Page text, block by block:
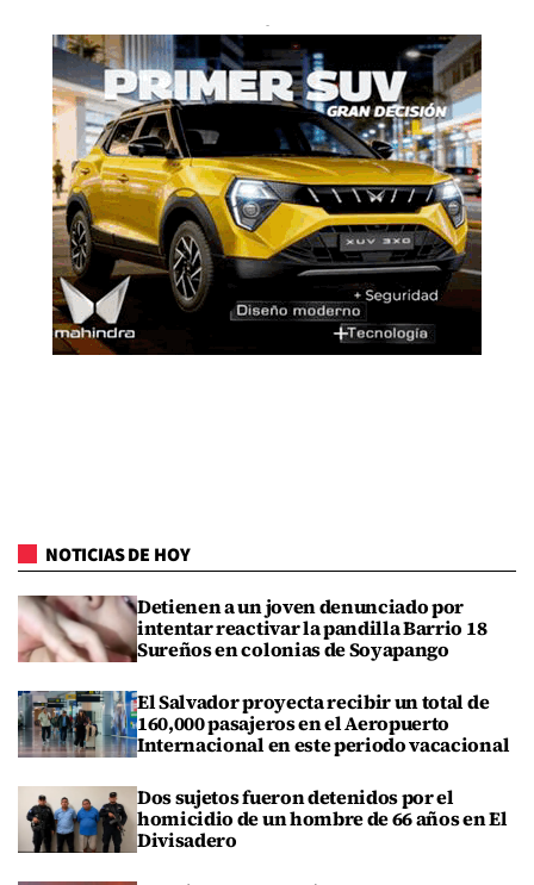
NOTICIAS DE HOY
Detienen a un joven denunciado por
intentar reactivar la pandilla Barrio 18
Sureños en colonias de Soyapango
El Salvador proyecta recibir un total de
160,000 pasajeros en el Aeropuerto
Internacional en este periodo vacacional
Dos sujetos fueron detenidos por el
homicidio de un hombre de 66 años en El
Divisadero